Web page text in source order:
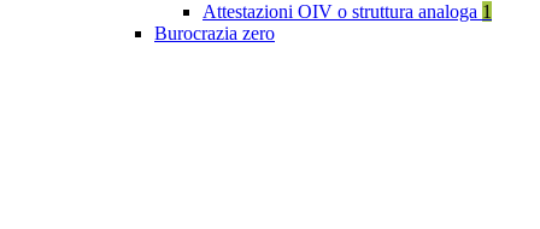
Attestazioni OIV o struttura analoga 1
Burocrazia zero